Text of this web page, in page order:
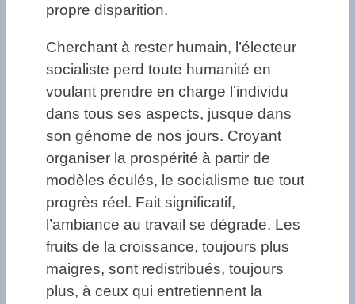
propre disparition.
Cherchant à rester humain, l’électeur
socialiste perd toute humanité en
voulant prendre en charge l’individu
dans tous ses aspects, jusque dans
son génome de nos jours. Croyant
organiser la prospérité à partir de
modèles éculés, le socialisme tue tout
progrès réel. Fait significatif,
l’ambiance au travail se dégrade. Les
fruits de la croissance, toujours plus
maigres, sont redistribués, toujours
plus, à ceux qui entretiennent la